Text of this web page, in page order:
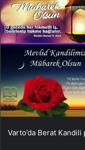
Varto’da Berat